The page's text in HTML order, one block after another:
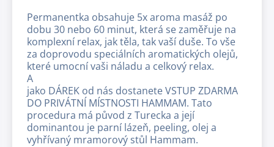
Permanentka obsahuje 5x aroma masáž po
dobu 30 nebo 60 minut, která se zaměřuje na
komplexní relax, jak těla, tak vaší duše. To vše
za doprovodu speciálních aromatických olejů,
které umocní vaši náladu a celkový relax.
A
jako DÁREK od nás dostanete VSTUP ZDARMA
DO PRIVÁTNÍ MÍSTNOSTI HAMMAM. Tato
procedura má původ z Turecka a její
dominantou je parní lázeň, peeling, olej a
vyhřívaný mramorový stůl Hammam.